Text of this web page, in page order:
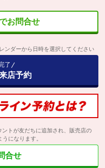
お問合せ
ンダーから日時を選択してください
了
店予約
トが友だちに追加され、販売店の
になります。
合せ